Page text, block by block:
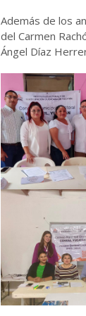
Además de los
del Carmen
Ángel Díaz